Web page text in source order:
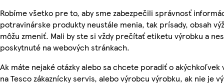
Robíme všetko pre to, aby sme zabezpečili správnosť
potravinárske produkty neustále menia, tak prísady, obsah
môžu zmeniť. Mali by ste si vždy prečítať etiketu výrobku a
poskytnuté na webových stránkach.
Ak máte nejaké otázky alebo sa chcete poradiť o
na Tesco zákaznícky servis, alebo výrobcu výrobku, ak nie je